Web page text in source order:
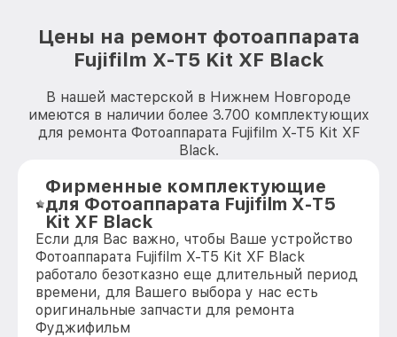
Цены на ремонт фотоаппарата
Fujifilm X-T5 Kit XF Black
В нашей мастерской в Нижнем Новгороде
имеются в наличии более 3.700 комплектующих
для ремонта Фотоаппарата Fujifilm X-T5 Kit XF
Black.
Фирменные комплектующие
для Фотоаппарата Fujifilm X-T5
Kit XF Black
Если для Вас важно, чтобы Ваше устройство
Фотоаппарата Fujifilm X-T5 Kit XF Black
работало безотказно еще длительный период
времени, для Вашего выбора у нас есть
оригинальные запчасти для ремонта
Фуджифильм